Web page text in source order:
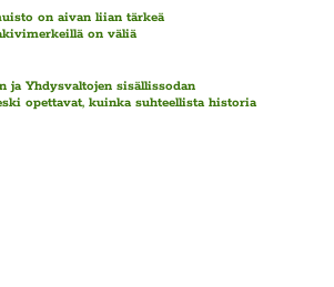
on aivan liian tärkeä
on väliä
ja Yhdysvaltojen sisällissodan
opettavat, kuinka suhteellista historia